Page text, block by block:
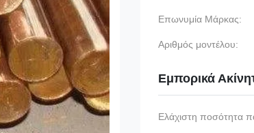
Επωνυμία Μάρκας:
Αριθμός μοντέλου:
Εμπορικά
Ελάχιστη ποσότητα